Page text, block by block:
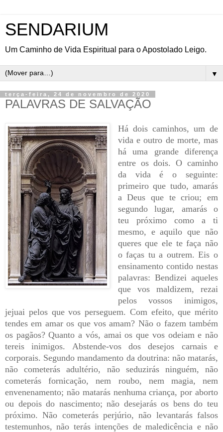
SENDARIUM
Um Caminho de Vida Espiritual para o Apostolado Leigo.
▼
terça-feira, 24 de novembro de 2020
PALAVRAS DE SALVAÇÃO
Há dois caminhos, um de
vida e outro de morte, mas
há uma grande diferença
entre os dois. O caminho
da vida é o seguinte:
primeiro que tudo, amarás
a Deus que te criou; em
segundo lugar, amarás o
teu próximo como a ti
mesmo, e aquilo que não
queres que ele te faça não
o faças tu a outrem. Eis o
ensinamento contido nestas
palavras: Bendizei aqueles
que vos maldizem, rezai
pelos vossos inimigos,
jejuai pelos que vos perseguem. Com efeito, que mérito
tendes em amar os que vos amam? Não o fazem também
os pagãos? Quanto a vós, amai os que vos odeiam e não
tereis inimigos. Abstende-vos dos desejos carnais e
corporais. Segundo mandamento da doutrina: não matarás,
não cometerás adultério, não seduzirás ninguém, não
cometerás fornicação, nem roubo, nem magia, nem
envenenamento; não matarás nenhuma criança, por aborto
ou depois do nascimento; não desejarás os bens do teu
próximo. Não cometerás perjúrio, não levantarás falsos
testemunhos, não terás intenções de maledicência e não